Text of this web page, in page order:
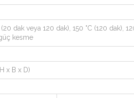
dak veya 120 dak), 150 °C (120 dak),
kesme
x B x D)